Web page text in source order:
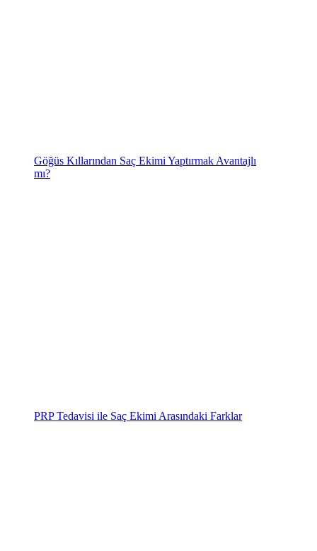
Göğüs Kıllarından Saç Ekimi Yaptırmak Avantajlı
mı?
PRP Tedavisi ile Saç Ekimi Arasındaki Farklar